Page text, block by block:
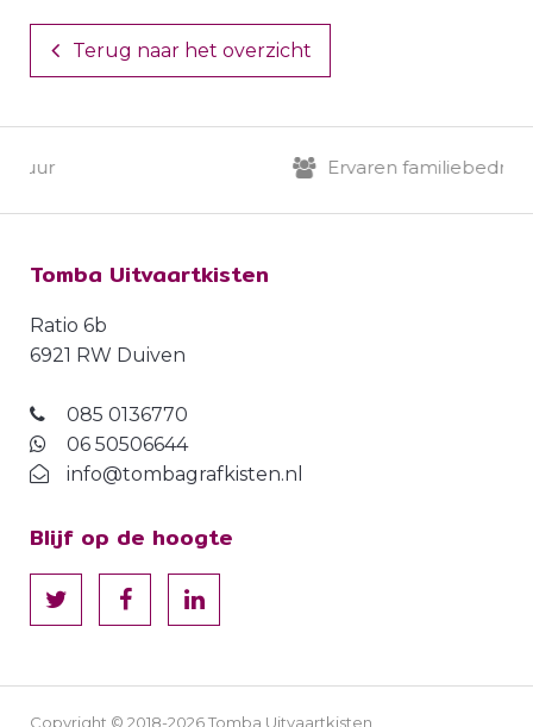
Terug naar het overzicht
uur Ervaren familiebedrijf
Tomba Uitvaartkisten
Ratio 6b
6921 RW Duiven
085 0136770
06 50506644
info@tombagrafkisten.nl
Blijf op de hoogte
Copyright © 2018-2026 Tomba Uitvaartkisten